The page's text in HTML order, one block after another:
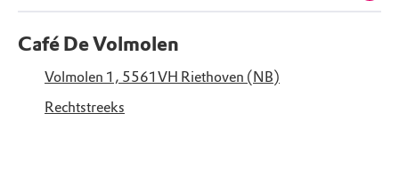
Café De Volmolen
Volmolen 1, 5561VH Riethoven (NB)
Rechtstreeks